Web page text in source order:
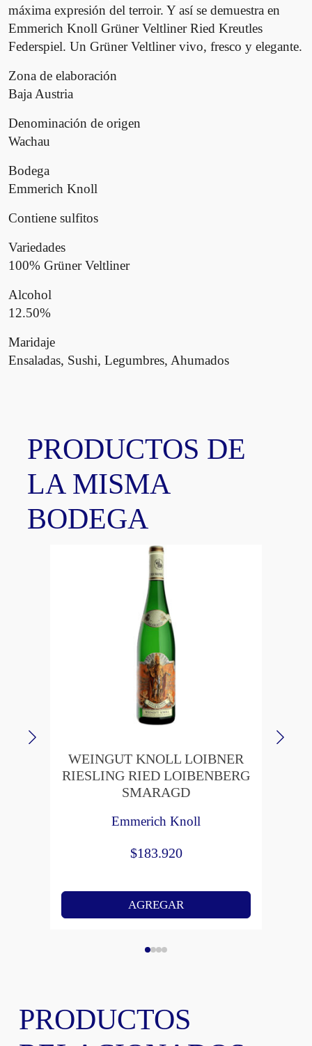
máxima expresión del terroir. Y así se demuestra en
Emmerich Knoll Grüner Veltliner Ried Kreutles
Federspiel. Un Grüner Veltliner vivo, fresco y elegante.
Zona de elaboración
Baja Austria
Denominación de origen
Wachau
Bodega
Emmerich Knoll
Contiene sulfitos
Variedades
100% Grüner Veltliner
Alcohol
12.50%
Maridaje
Ensaladas, Sushi, Legumbres, Ahumados
PRODUCTOS DE
LA MISMA
BODEGA
WEINGUT KNOLL LOIBNER
RIESLING RIED LOIBENBERG
SMARAGD
Emmerich Knoll
$183.920
AGREGAR
PRODUCTOS